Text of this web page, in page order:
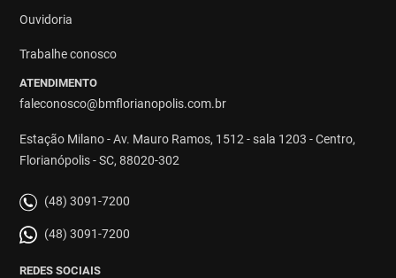
Ouvidoria
Trabalhe conosco
ATENDIMENTO
faleconosco@bmflorianopolis.com.br
Estação Milano - Av. Mauro Ramos, 1512 - sala 1203 - Centro,
Florianópolis - SC, 88020-302
(48) 3091-7200
(48) 3091-7200
REDES SOCIAIS